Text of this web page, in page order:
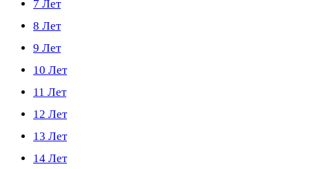
7 Лет
8 Лет
9 Лет
10 Лет
11 Лет
12 Лет
13 Лет
14 Лет